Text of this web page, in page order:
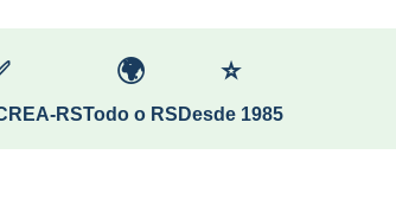
RS
🌍
Todo o RS
⭐
Desde 1985